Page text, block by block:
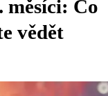
měsíci: Co
vědět